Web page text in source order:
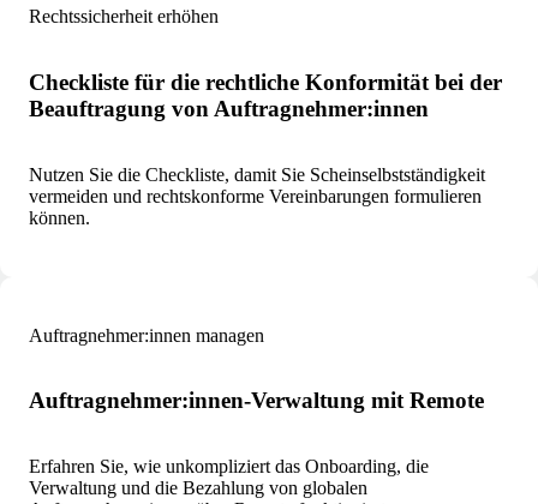
Rechtssicherheit erhöhen
Checkliste für die rechtliche Konformität bei der
Beauftragung von Auftragnehmer:innen
Nutzen Sie die Checkliste, damit Sie Scheinselbstständigkeit
vermeiden und rechtskonforme Vereinbarungen formulieren
können.
Auftragnehmer:innen managen
Auftragnehmer:innen-Verwaltung mit Remote
Erfahren Sie, wie unkompliziert das Onboarding, die
Verwaltung und die Bezahlung von globalen